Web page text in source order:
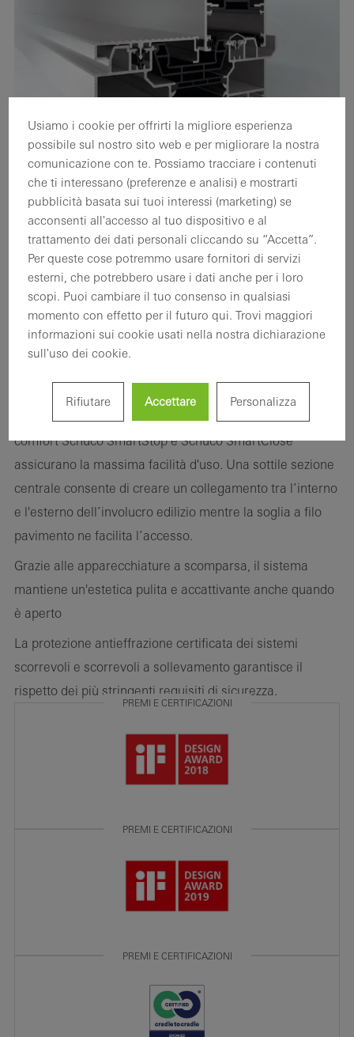
Sistema scorrevole e scorrevole a sollevamento
con ottimi valori di isolamento termico e sezioni in
vista ridotte
Il sistema scorrevole e scorrevole a sollevamento
Schüco ASE 60 modulare e scalabile presenta eccellenti
valori di isolamento termico, sezioni in vista sottili e
molteplici soluzioni in termini di design e comfort.
individualmente in termini di comfort e design.
comfort Schüco SmartStop e Schüco SmartClose
assicurano la massima facilità d'uso. Una sottile sezione
centrale consente di creare un collegamento tra l’interno
e l'esterno dell’involucro edilizio mentre la soglia a filo
pavimento ne facilita l’accesso.
Grazie alle apparecchiature a scomparsa, il sistema
mantiene un'estetica pulita e accattivante anche quando
è aperto
La protezione antieffrazione certificata dei sistemi
scorrevoli e scorrevoli a sollevamento garantisce il
rispetto dei più stringenti requisiti di sicurezza.
PREMI E CERTIFICAZIONI
PREMI E CERTIFICAZIONI
PREMI E CERTIFICAZIONI
Usiamo i cookie per offrirti la migliore esperienza
possibile sul nostro sito web e per migliorare la nostra
comunicazione con te. Possiamo tracciare i contenuti
che ti interessano (preferenze e analisi) e mostrarti
pubblicità basata sui tuoi interessi (marketing) se
acconsenti all'accesso al tuo dispositivo e al
trattamento dei dati personali cliccando su “Accetta”.
Per queste cose potremmo usare fornitori di servizi
esterni, che potrebbero usare i dati anche per i loro
scopi. Puoi cambiare il tuo consenso in qualsiasi
momento con effetto per il futuro qui. Trovi maggiori
informazioni sui cookie usati nella nostra dichiarazione
sull'uso dei cookie.
Rifiutare Accettare Personalizza